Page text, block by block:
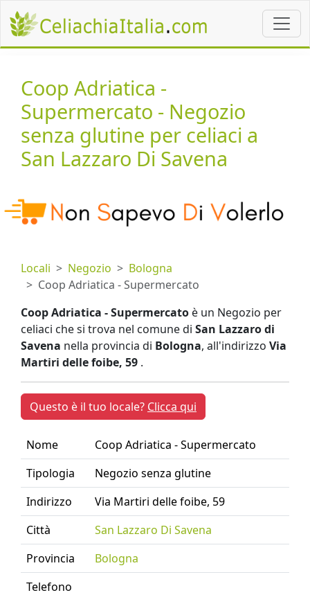
Coop Adriatica -
Supermercato - Negozio
senza glutine per celiaci a
San Lazzaro Di Savena
Locali Negozio
Bologna
Coop Adriatica - Supermercato
Coop Adriatica - Supermercato è un Negozio per
celiaci che si trova nel comune di San Lazzaro di
Savena nella provincia di Bologna, all'indirizzo Via
Martiri delle foibe, 59 .
Questo è il tuo locale? Clicca qui
Nome
Coop Adriatica - Supermercato
Tipologia
Negozio senza glutine
Indirizzo
Via Martiri delle foibe, 59
Città
San Lazzaro Di Savena
Provincia
Bologna
Telefono